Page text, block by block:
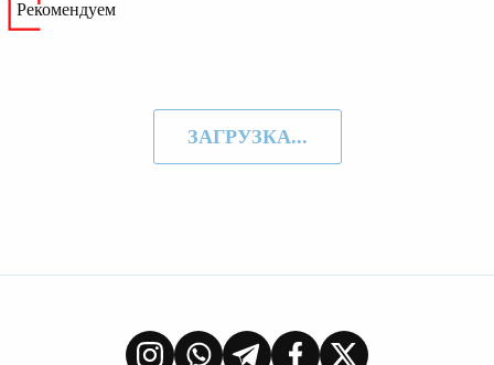
Рекомендуем
ЗАГРУЗКА...